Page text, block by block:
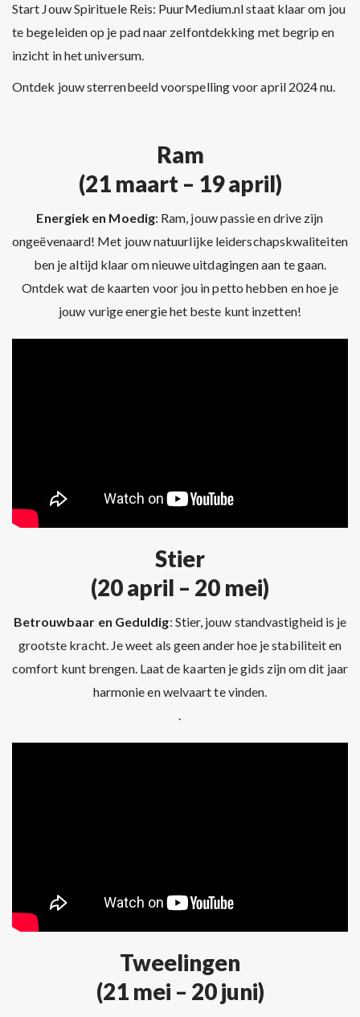
Start Jouw Spirituele Reis: PuurMedium.nl staat klaar om jou
te begeleiden op je pad naar zelfontdekking met begrip en
inzicht in het universum.
Ontdek jouw sterrenbeeld voorspelling voor april 2024 nu.
Ram
(21 maart – 19 april)
Energiek en Moedig: Ram, jouw passie en drive zijn
ongeëvenaard! Met jouw natuurlijke leiderschapskwaliteiten
ben je altijd klaar om nieuwe uitdagingen aan te gaan.
Ontdek wat de kaarten voor jou in petto hebben en hoe je
jouw vurige energie het beste kunt inzetten!
Stier
(20 april – 20 mei)
Betrouwbaar en Geduldig: Stier, jouw standvastigheid is je
grootste kracht. Je weet als geen ander hoe je stabiliteit en
comfort kunt brengen. Laat de kaarten je gids zijn om dit jaar
harmonie en welvaart te vinden.
.
Tweelingen
(21 mei – 20 juni)